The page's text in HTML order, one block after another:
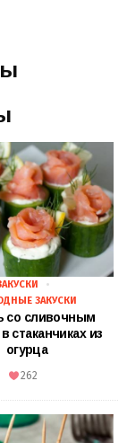
ЗАКУСКИ
со сливочным
стаканчиках из
огурца
262